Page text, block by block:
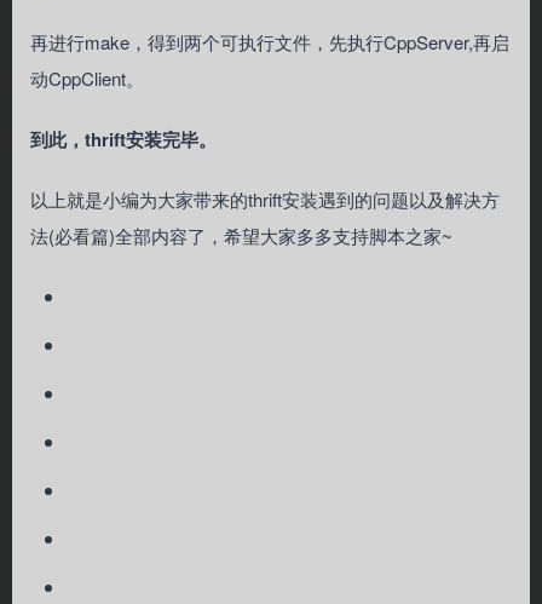
再进行make，得到两个可执行文件，先执行CppServer,再启
动CppClient。
到此，thrift安装完毕。
以上就是小编为大家带来的thrift安装遇到的问题以及解决方
法(必看篇)全部内容了，希望大家多多支持脚本之家~